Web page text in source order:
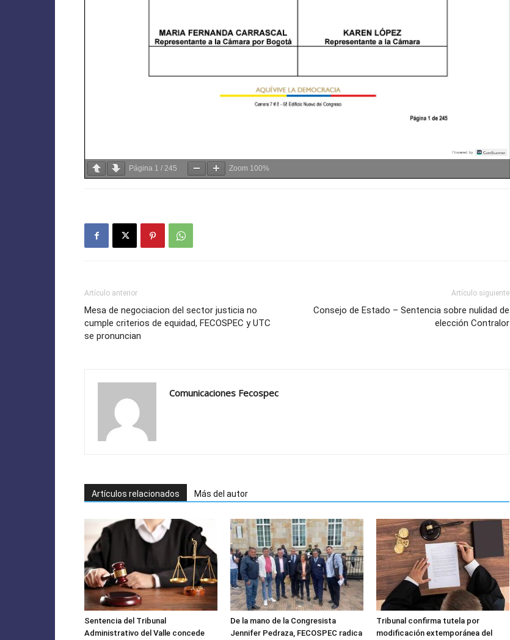
Página 1 / 245 Zoom 100%
Artículo anterior
Mesa de negociacion del sector justicia no
cumple criterios de equidad, FECOSPEC y UTC
se pronuncian
Artículo siguiente
Consejo de Estado – Sentencia sobre nulidad de
elección Contralor
Comunicaciones Fecospec
Artículos relacionados Más del autor
Sentencia del Tribunal
Administrativo del Valle concede
De la mano de la Congresista
Jennifer Pedraza, FECOSPEC radica
Tribunal confirma tutela por
modificación extemporánea del